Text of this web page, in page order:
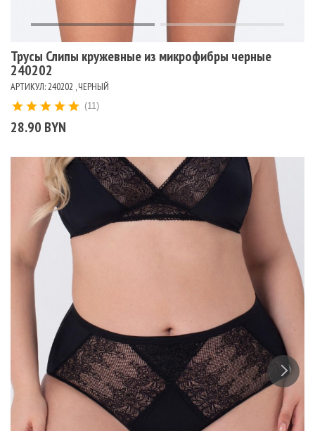
Трусы Слипы кружевные из микрофибры черные
240202
АРТИКУЛ: 240202 , ЧЕРНЫЙ
28.90 BYN
(11)